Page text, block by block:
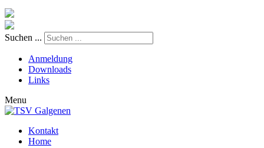
Suchen ...
Anmeldung
Downloads
Links
Menu
Kontakt
Home